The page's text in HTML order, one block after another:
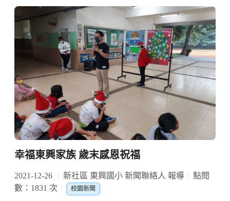
幸福東興家族 歲末感恩祝福
2021-12-26 新社區 東興國小 新聞聯絡人 報導
點閱
數：1831 次
校園新聞